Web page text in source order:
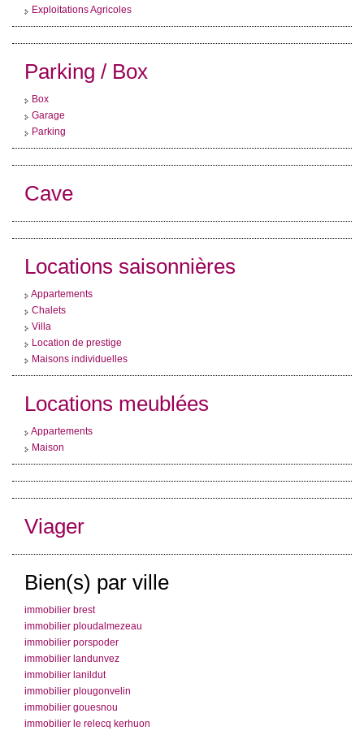
Exploitations Agricoles
Parking / Box
Box
Garage
Parking
Cave
Locations saisonnières
Appartements
Chalets
Villa
Location de prestige
Maisons individuelles
Locations meublées
Appartements
Maison
Viager
Bien(s) par ville
immobilier brest
immobilier ploudalmezeau
immobilier porspoder
immobilier landunvez
immobilier lanildut
immobilier plougonvelin
immobilier gouesnou
immobilier le relecq kerhuon